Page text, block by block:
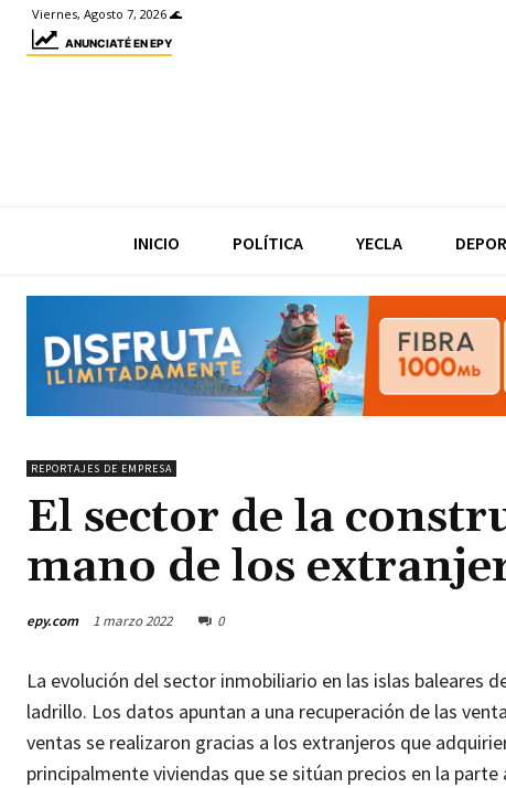
Viernes, Agosto 7, 2026 🌊
ANUNCIATÉ EN EPY
INICIO POLÍTICA YECLA
REPORTAJES DE EMPRESA
El sector de la
mano de los
epy.com 1 marzo 2022 0
La evolución del sector inmobiliario en las islas baleares
ladrillo. Los datos apuntan a una recuperación de las
ventas se realizaron gracias a los extranjeros que
principalmente viviendas que se sitúan precios en la